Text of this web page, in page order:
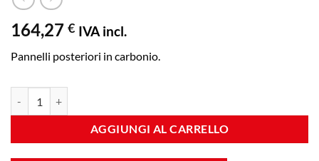
164,27 € IVA incl.
Pannelli posteriori in carbonio.
AGGIUNGI AL CARRELLO